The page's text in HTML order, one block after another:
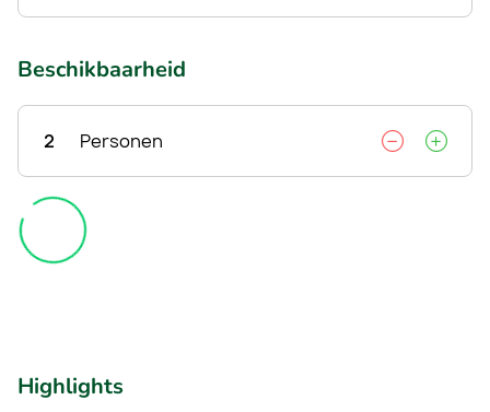
Beschikbaarheid
2 Personen
Highlights